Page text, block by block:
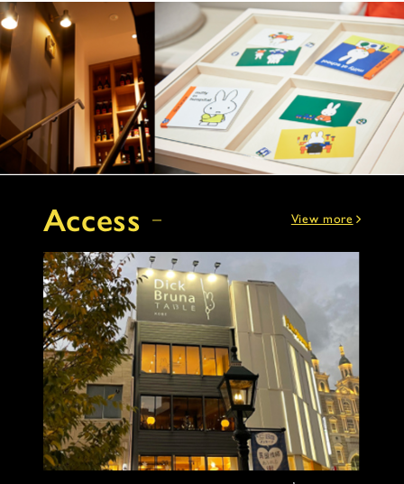
Access View more